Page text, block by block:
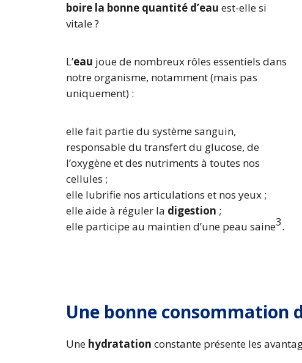
boire la bonne quantité d’eau est-elle si
vitale ?
L’eau joue de nombreux rôles essentiels dans
notre organisme, notamment (mais pas
uniquement) :
elle fait partie du système sanguin,
responsable du transfert du glucose, de
l’oxygène et des nutriments à toutes nos
cellules ;
elle lubrifie nos articulations et nos yeux ;
elle aide à réguler la digestion ;
elle participe au maintien d’une peau saine3.
Une bonne consommation
Une hydratation constante présente les